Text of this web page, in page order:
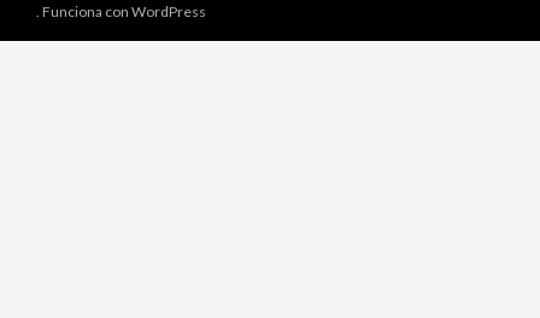
Funciona con WordPress